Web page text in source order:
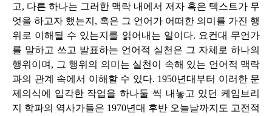
고, 다른 하나는 그러한 맥락 내에서 저자 혹은 텍스트가 무
엇을 하고자 했는지, 혹은 그 언어가 어떠한 의미를 가진 행
위로 이해될 수 있는지를 읽어내는 일이다. 요컨대 무언가
를 말하고 쓰고 발표하는 언어적 실천은 그 자체로 하나의
행위이며, 그 행위의 의미는 실천이 속해 있는 언어적 맥락
과의 관계 속에서 이해할 수 있다. 1950년대부터 이러한 문
제의식에 입각한 작업을 하나둘 씩 내놓고 있던 케임브리
지 학파의 역사가들은 1970년대 후반 오늘날까지도 고전적